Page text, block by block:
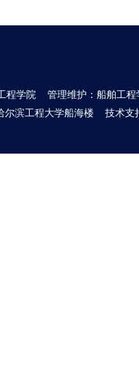
程学院 管理维护：船舶工程
尔滨工程大学船海楼 技术